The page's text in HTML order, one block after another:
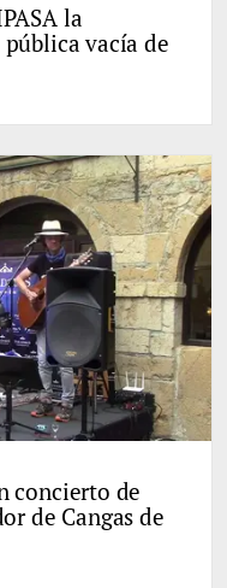
la
vacía de
concierto de
de Cangas de